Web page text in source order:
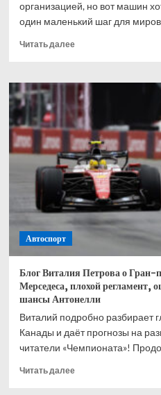
организацией, но вот машин
один маленький шаг для
Читать далееПрочитать
На
Moscow
Raceway
прошла
12-
часовая
гонка
на
выносливость
—
впечатления
Габриэле
Атоева
Автоспорт
Блог Виталия Петрова о
Мерседеса, плохой
шансы Антонелли
Виталий подробно разбирает
Канады и даёт прогнозы на
читатели «Чемпионата»!
Читать далееПрочитать